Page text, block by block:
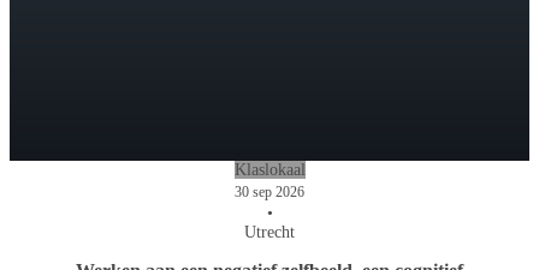
Klaslokaal
30 sep 2026
•
Utrecht